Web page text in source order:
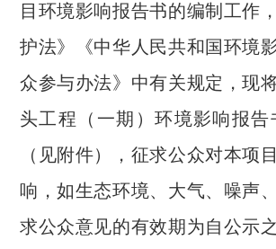
目环境影响报告书的编制工作
护法》《中华人民共和国环境
众参与办法》中有关规定，现
头工程（一期）环境影响报
（见附件），征求公众对本项
响，如生态环境、大气、噪声
求公众意见的有效期为自公示